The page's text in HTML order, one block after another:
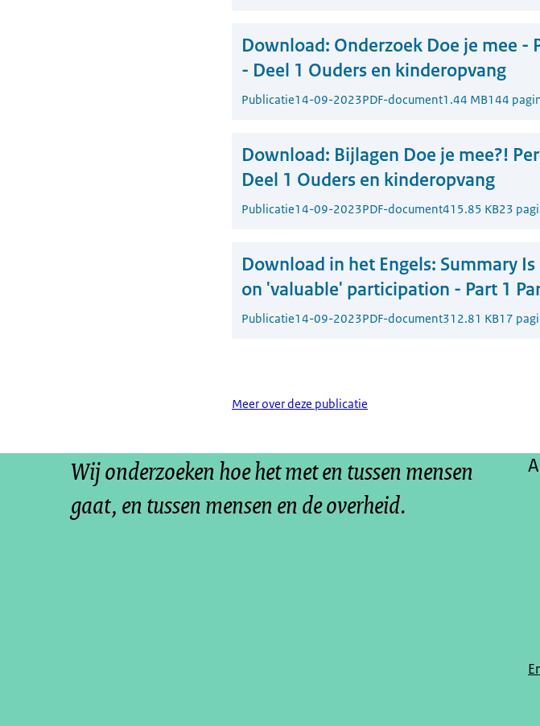
Download: Onderzoek Doe je mee -
- Deel 1 Ouders en kinderopvang
Publicatie14-09-2023PDF-document1.44 MB144
Download: Bijlagen Doe je mee?!
Deel 1 Ouders en kinderopvang
Publicatie14-09-2023PDF-document415.85 KB23
Download in het Engels: Summary
on 'valuable' participation - Part 1
Publicatie14-09-2023PDF-document312.81 KB17
Meer over deze publicatie
Wij onderzoeken hoe het met en tussen mensen
gaat, en tussen mensen en de overheid.